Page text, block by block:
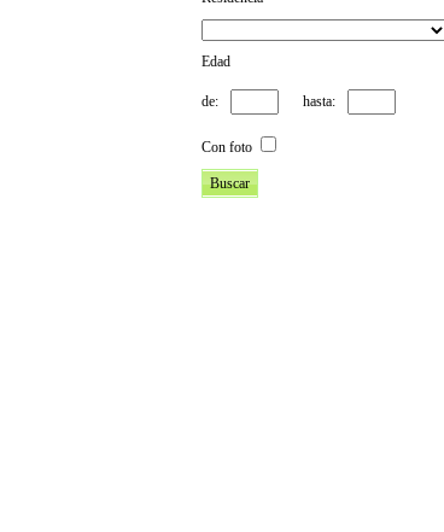
Edad
de: hasta:
Con foto